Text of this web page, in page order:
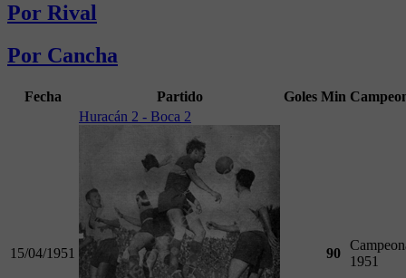
Por Rival
Por Cancha
Fecha Partido Goles Min
15/04/1951
Huracán 2 - Boca 2
90
1951